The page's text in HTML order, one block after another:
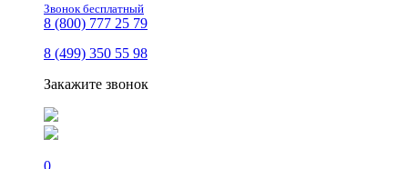
Звонок бесплатный
8 (800) 777 25 79
8 (499) 350 55 98
Закажите звонок
0